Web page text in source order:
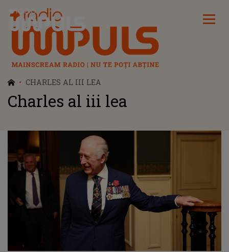
Radio Impuls
CHARLES AL III LEA
Charles al iii lea